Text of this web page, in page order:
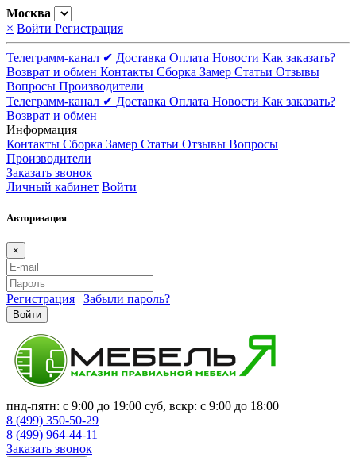
Москва
× Войти Регистрация
Телеграмм-канал ✔ Доставка Оплата Новости Как заказать?
Возврат и обмен Контакты Сборка Замер Статьи Отзывы
Вопросы Производители
Телеграмм-канал ✔ Доставка Оплата Новости Как заказать?
Возврат и обмен
Информация
Контакты Сборка Замер Статьи Отзывы Вопросы
Производители
Заказать звонок
Личный кабинет Войти
Авторизация
×
Регистрация | Забыли пароль?
Войти
пнд-пятн: с 9:00 до 19:00 суб, вскр: с 9:00 до 18:00
8 (499) 350-50-29
8 (499) 964-44-11
Заказать звонок